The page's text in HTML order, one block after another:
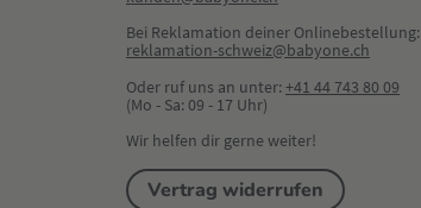
Bei Reklamation deiner Onlinebestellung:
reklamation-schweiz@babyone.ch
Oder ruf uns an unter:+41 44 743 80 09
(Mo - Sa: 09 - 17 Uhr)
Wir helfen dir gerne weiter!
Vertrag widerrufen